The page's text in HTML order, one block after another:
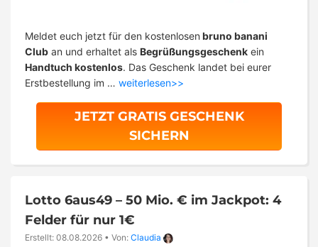
Meldet euch jetzt für den kostenlosen bruno banani
Club an und erhaltet als Begrüßungsgeschenk ein
Handtuch kostenlos. Das Geschenk landet bei eurer
Erstbestellung im … weiterlesen>>
JETZT GRATIS GESCHENK
SICHERN
Lotto 6aus49 – 50 Mio. € im Jackpot: 4
Felder für nur 1€
Erstellt: 08.08.2026 • Von: Claudia